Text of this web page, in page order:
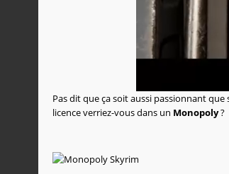
Pas dit que ça soit aussi passionnant
licence verriez-vous dans un Monopoly?